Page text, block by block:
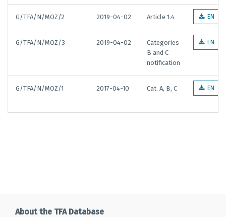
G/TFA/N/MOZ/2 2019-04-02 Article 1.4 EN
G/TFA/N/MOZ/3 2019-04-02
Categories
B and C
notification
EN
G/TFA/N/MOZ/1 2017-04-10 Cat. A, B, C EN
About the TFA Database